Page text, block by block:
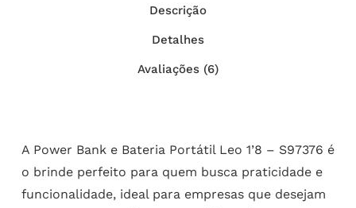
Descrição
Detalhes
Avaliações (6)
A Power Bank e Bateria Portátil Leo 1’8 – S97376 é
o brinde perfeito para quem busca praticidade e
funcionalidade, ideal para empresas que desejam